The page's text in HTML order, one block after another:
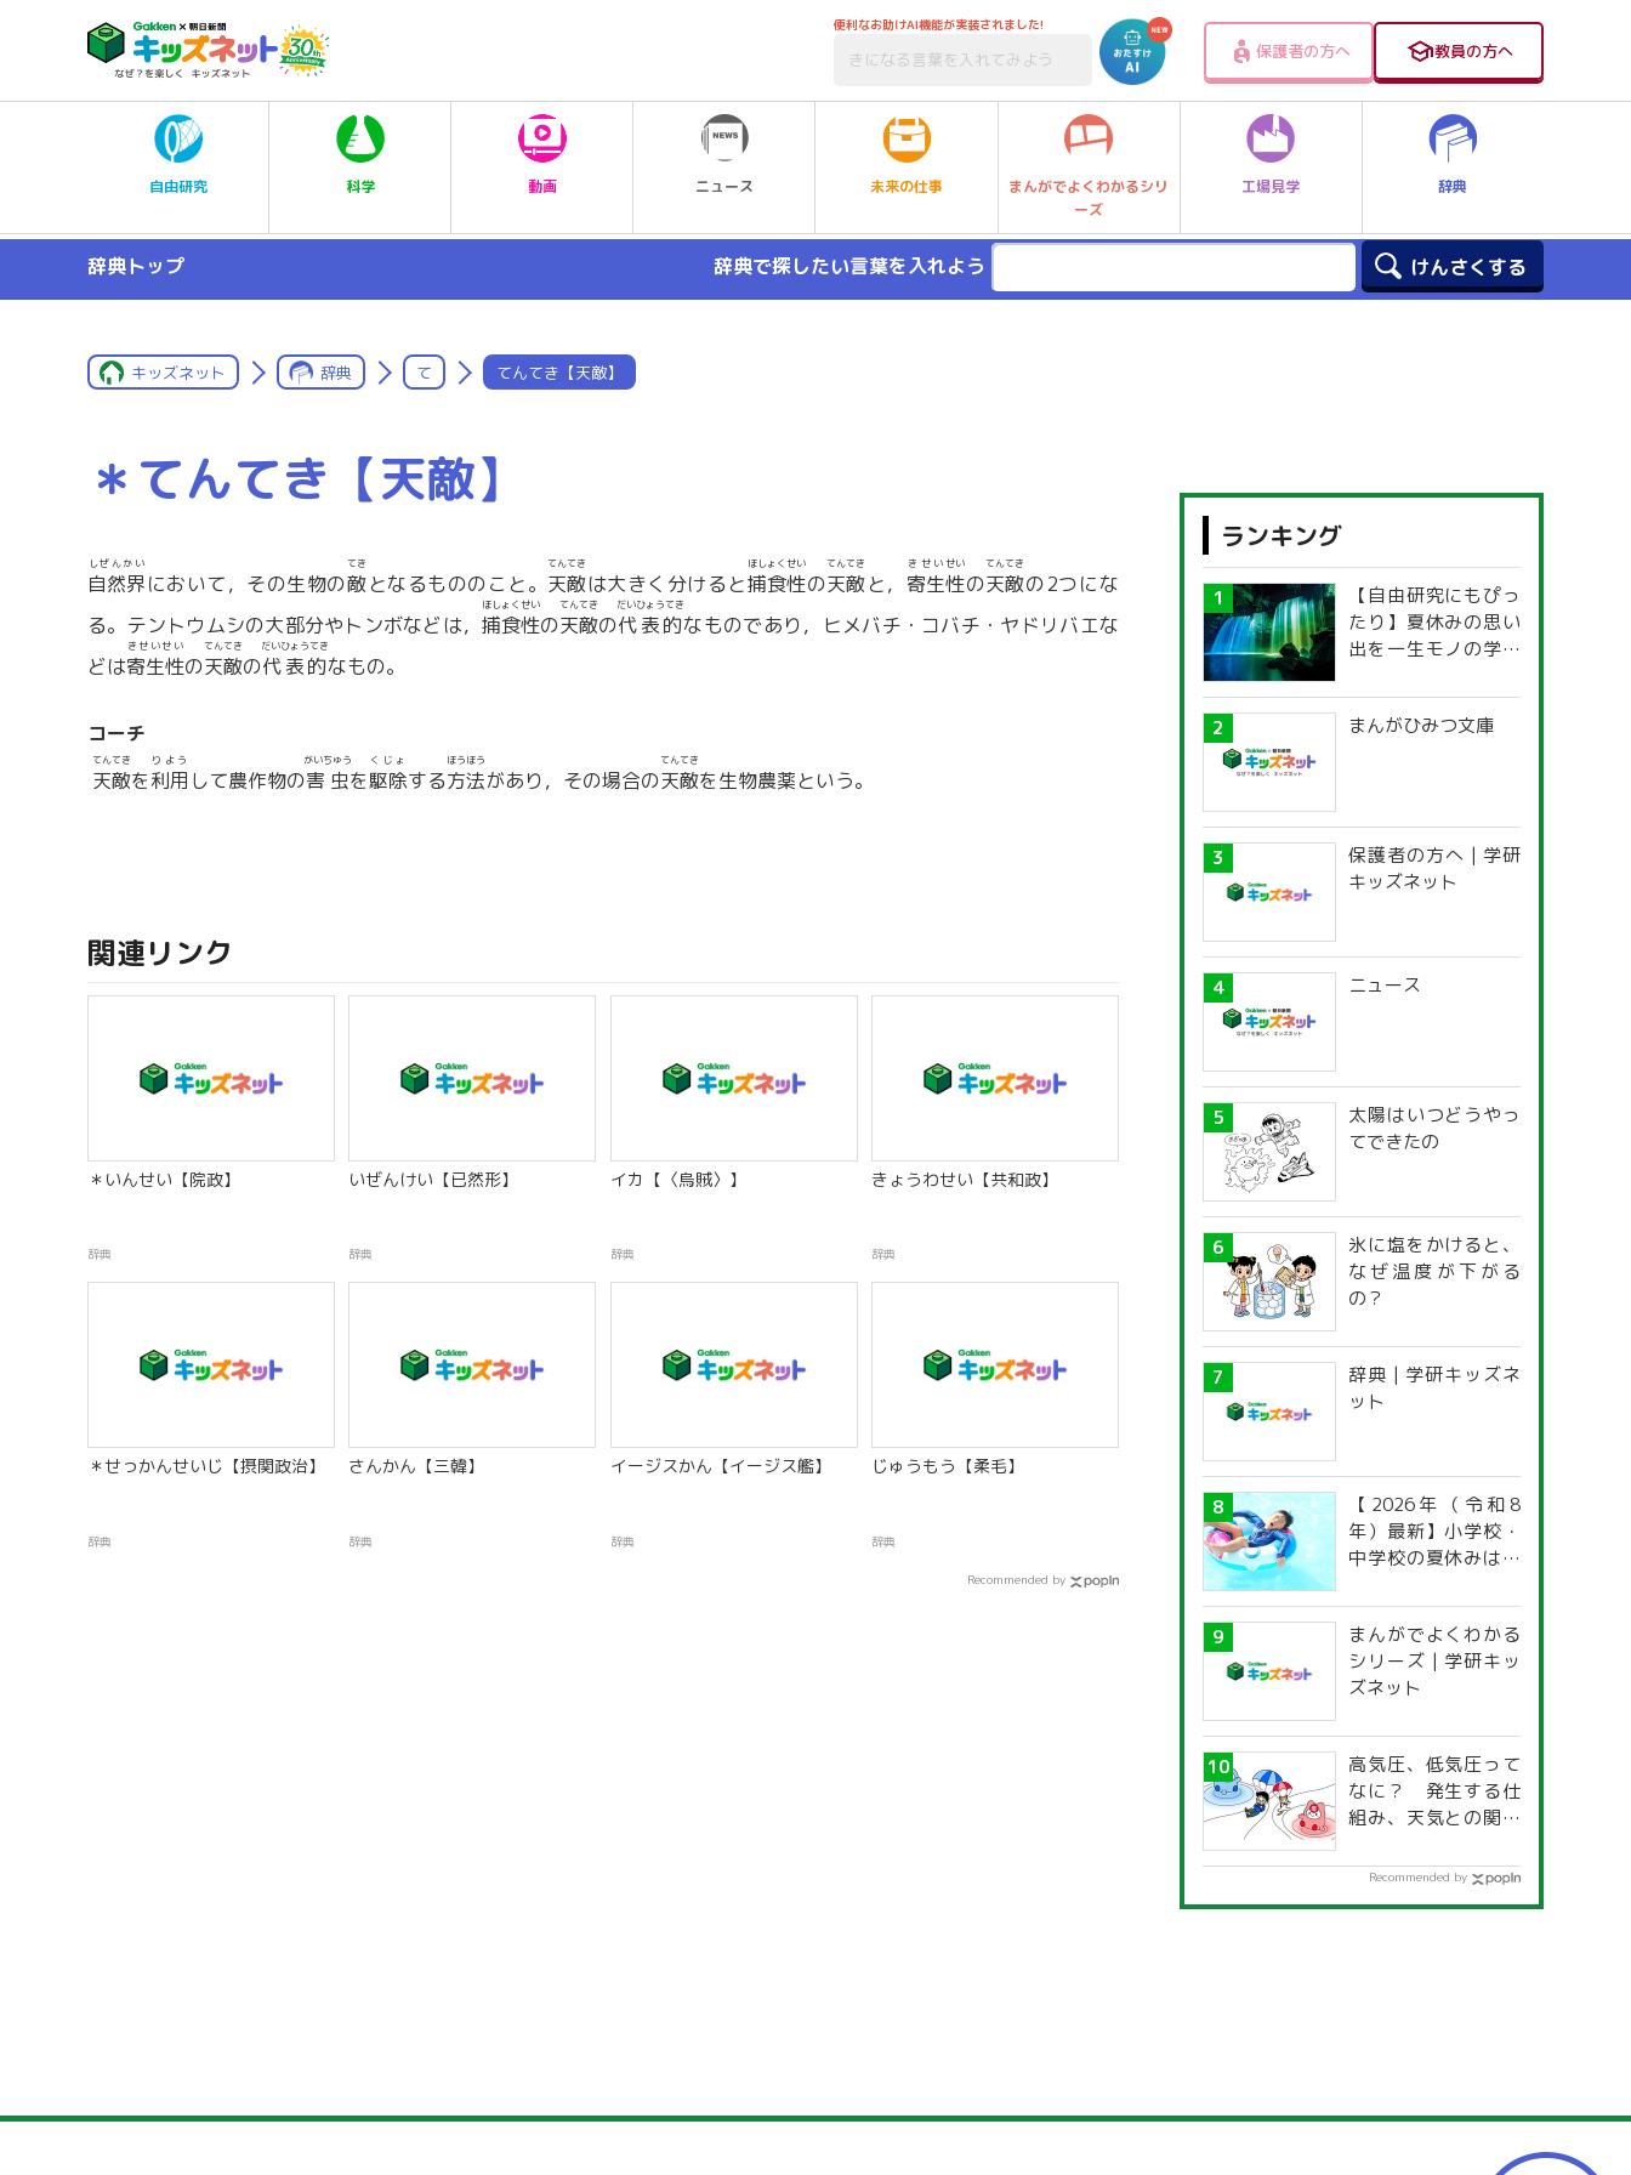
便利なお助けAI機能が実装されました!
保護者の方へ 教員の方へ
自由研究 科学 動画 ニュース 未来の仕事
まんがでよくわかるシリ
ーズ
工場見学 辞典
辞典トップ 辞典で探したい言葉を入れよう
キッズネット 辞典 て てんてき【天敵】
＊てんてき【天敵】
自然界
しぜんかい
において，その生物の敵
てき
となるもののこと。 天敵
てんてき
は大きく分けると捕食性
ほしょくせい
の天敵
てんてき
と， 寄生
きせい
性
せい
の天敵
てんてき
の2つにな
る。テントウムシの大部分やトンボなどは， 捕食性
ほしょくせい
の天敵
てんてき
の代表的
だいひょうてき
なものであり，ヒメバチ・コバチ・ヤドリバエな
どは寄生性
きせいせい
の天敵
てんてき
の代表的
だいひょうてき
なもの。
コーチ
天敵
てんてき
を利用
りよう
して農作物の害虫
がいちゅう
を駆除
くじょ
する方法
ほうほう
があり，その場合の天敵
てんてき
を生物農薬という。
関連リンク
＊いんせい【院政】
辞典
いぜんけい【已然形】
辞典
イカ【〈烏賊〉】
辞典
きょうわせい【共和政】
辞典
＊せっかんせいじ【摂関政治】
辞典
さんかん【三韓】
辞典
イージスかん【イージス艦】
辞典
じゅうもう【柔毛】
辞典
Recommended by
ランキング
【自由研究にもぴっ
たり】夏休みの思い
出を一生モノの学び
探究ガイド
まんがひみつ文庫
保護者の方へ | 学研
キッズネット
ニュース
太陽はいつどうやっ
てできたの
氷に塩をかけると、
なぜ温度が下がる
の？
辞典 | 学研キッズネ
ット
【2026年（令和8
年）最新】小学校・
中学校の夏休みはい
道府県別「夏季休暇
一覧」
まんがでよくわかる
シリーズ | 学研キッ
ズネット
高気圧、低気圧って
なに？ 発生する仕
組み、天気との関係
Recommended by